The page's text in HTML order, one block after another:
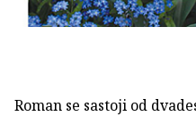
Roman se sastoji od